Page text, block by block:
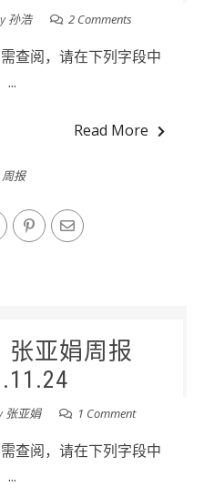
孙浩 2 Comments
查阅，请在下列字段中
...
Read More
周报
张亚娟周报
张亚娟 1 Comment
查阅，请在下列字段中
...